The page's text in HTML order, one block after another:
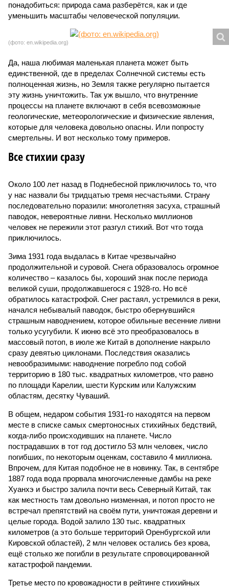
понадобиться: природа сама разберётся, как и где
уменьшить масштабы человеческой популяции.
(фото: en.wikipedia.org)
Да, наша любимая маленькая планета может быть
единственной, где в пределах Солнечной системы есть
полноценная жизнь, но Земля также регулярно пытается
эту жизнь уничтожить. Так уж вышло, что внутренние
процессы на планете включают в себя всевозможные
геологические, метеорологические и физические явления,
которые для человека довольно опасны. Или попросту
смертельны. И вот несколько тому примеров.
Все стихии сразу
Около 100 лет назад в Поднебесной приключилось то, что
у нас назвали бы тридцатью тремя несчастьями. Страну
последовательно поразили: многолетняя засуха, страшный
паводок, невероятные ливни. Несколько миллионов
человек не пережили этот разгул стихий. Вот что тогда
приключилось.
Зима 1931 года выдалась в Китае чрезвычайно
продолжительной и суровой. Снега образовалось огромное
количество – казалось бы, хороший знак после периода
великой суши, продолжавшегося с 1928-го. Но всё
обратилось катастрофой. Снег растаял, устремился в реки,
начался небывалый паводок, быстро обернувшийся
страшным наводнением, которое обильные весенние ливни
только усугубили. К июню всё это преобразовалось в
массовый потоп, в июле же Китай в дополнение накрыло
сразу девятью циклонами. Последствия оказались
невообразимыми: наводнение погребло под собой
территорию в 180 тыс. квадратных километров, что равно
по площади Карелии, шести Курским или Калужским
областям, десятку Чуваший.
В общем, недаром события 1931-го находятся на первом
месте в списке самых смертоносных стихийных бедствий,
когда-либо происходивших на планете. Число
пострадавших в тот год достигло 53 млн человек, число
погибших, по некоторым оценкам, составило 4 миллиона.
Впрочем, для Китая подобное не в новинку. Так, в сентябре
1887 года вода прорвала многочисленные дамбы на реке
Хуанхэ и быстро залила почти весь Северный Китай, так
как местность там довольно низменная, и потоп просто не
встречал препятствий на своём пути, уничтожая деревни и
целые города. Водой залило 130 тыс. квадратных
километров (а это больше территорий Оренбургской или
Кировской областей), 2 млн человек остались без крова,
ещё столько же погибли в результате спровоцированной
катастрофой пандемии.
Третье место по кровожадности в рейтинге стихийных